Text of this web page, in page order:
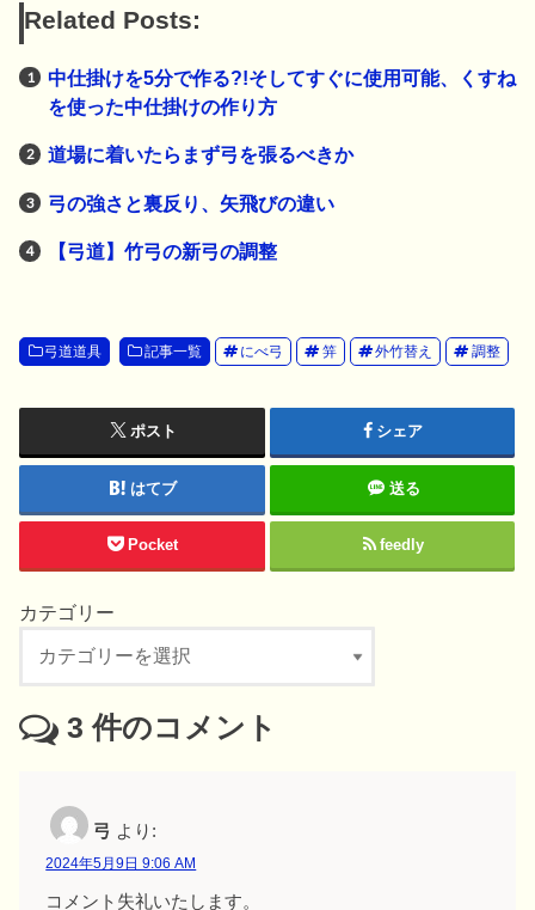
Related Posts:
中仕掛けを5分で作る?!そしてすぐに使用可能、くすね
を使った中仕掛けの作り方
道場に着いたらまず弓を張るべきか
弓の強さと裏反り、矢飛びの違い
【弓道】竹弓の新弓の調整
弓道道具 記事一覧 にべ弓 笄 外竹替え 調整
ポスト シェア
はてブ 送る
Pocket feedly
カテゴリー
リ
3 件のコメント
弓 より:
2024年5月9日 9:06 AM
コメント失礼いたします。